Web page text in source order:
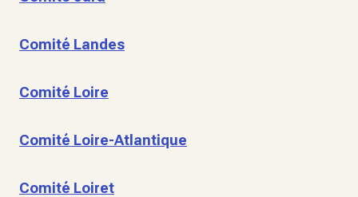
Comité Landes
Comité Loire
Comité Loire-Atlantique
Comité Loiret